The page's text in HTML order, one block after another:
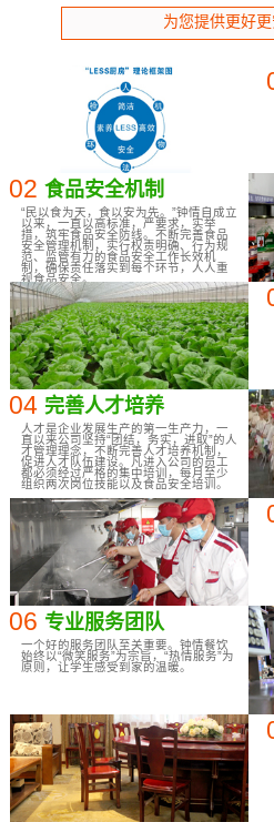
为您提供更好
02 食品安全机制
“民以食为天，食以安为先。”钟情自成立
以来，一直以高标准，严要求，实举
措，筑牢食品安全防线。不断完善食品
安全管理机制，实行权责明确、行为规
范、监管有力的食品安全工作长效机
制，确保责任落实到每个环节，人人重
视食品安全。
04 完善人才培养
人才是企业发展生产的第一生产力，一
直以来公司坚持“团结，务实，进取”的人
才管理理念，不断完善人才培养机制，
促进人才队伍建设。凡进入公司的员工
都必须经过严格的集中培训，每月至少
组织两次岗位技能以及食品安全培训。
06 专业服务团队
一个好的服务团队至关重要。钟情餐饮
始终以“微笑服务”为宗旨，“热情服务”为
原则，让学生感受到家的温暖。